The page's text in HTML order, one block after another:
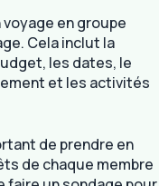
en groupe
Cela inclut la
les dates, le
et les activités
de prendre en
de chaque membre